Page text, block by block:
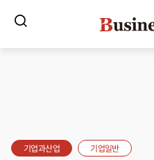
기업과산업 기업일반